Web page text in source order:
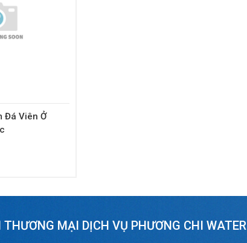
Đá Viên Ở
MẠI DỊCH VỤ PHƯƠNG CHI WATER